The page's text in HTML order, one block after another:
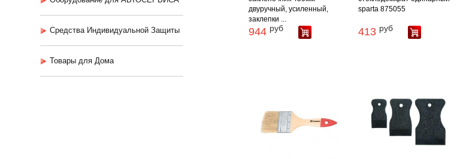
Средства Индивидуальной Защиты
Товары для Дома
двуручный, усиленный,
заклепки ...
944 руб
sparta 875055
413 руб